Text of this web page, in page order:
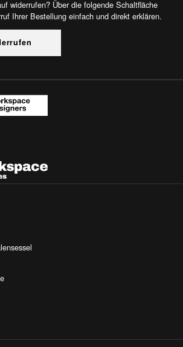
widerrufen? Über die folgende Schaltfläche
Ihrer Bestellung einfach und direkt erklären.